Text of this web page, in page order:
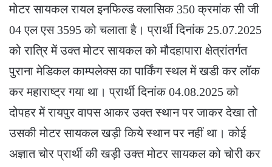
मोटर सायकल रायल इनफिल्ड क्लासिक 350 क्रमांक सी जी
04 एल एस 3595 को चलाता है। प्रार्थी दिनांक 25.07.2025
को रात्रि में उक्त मोटर सायकल को मौदहापारा क्षेत्रांतर्गत
पुराना मेडिकल काम्पलेक्स का पार्किंग स्थल में खडी कर लॉक
कर महाराष्ट्र गया था। प्रार्थी दिनांक 04.08.2025 को
दोपहर में रायपुर वापस आकर उक्त स्थान पर जाकर देखा तो
उसकी मोटर सायकल खड़ी किये स्थान पर नहीं था। कोई
अज्ञात चोर प्रार्थी की खड़ी उक्त मोटर सायकल को चोरी कर